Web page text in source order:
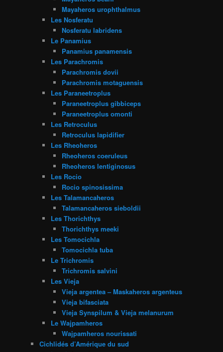
Mayaheros urophthalmus
Les Nosferatu
Nosferatu labridens
Le Panamius
Panamius panamensis
Les Parachromis
Parachromis dovii
Parachromis motaguensis
Les Paraneetroplus
Paraneetroplus gibbiceps
Paraneetroplus omonti
Les Retroculus
Retroculus lapidifier
Les Rheoheros
Rheoheros coeruleus
Rheoheros lentiginosus
Les Rocio
Rocio spinosissima
Les Talamancaheros
Talamancaheros sieboldii
Les Thorichthys
Thorichthys meeki
Les Tomocichla
Tomocichla tuba
Le Trichromis
Trichromis salvini
Les Vieja
Vieja argentea – Maskaheros argenteus
Vieja bifasciata
Vieja Synspilum & Vieja melanurum
Le Wajpamheros
Wajpamheros nourissati
Cichlidés d’Amérique du sud